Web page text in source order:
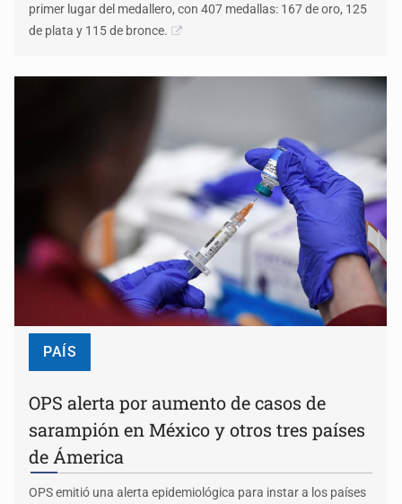
primer lugar del medallero, con 407 medallas: 167 de oro, 125
de plata y 115 de bronce.
PAÍS
OPS alerta por aumento de casos de
sarampión en México y otros tres países
de Ámerica
OPS emitió una alerta epidemiológica para instar a los países